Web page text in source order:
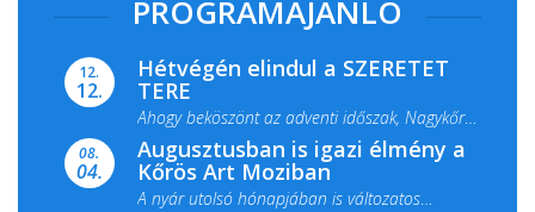
PROGRAMAJÁNLÓ
12.
12.
Hétvégén elindul a SZERETET
TERE
Ahogy beköszönt az adventi időszak, Nagykőrös
ismét megtelik ünnepi fénnyel és közös...
08.
04.
Augusztusban is igazi élmény a
Kőrös Art Moziban
A nyár utolsó hónapjában is változatos